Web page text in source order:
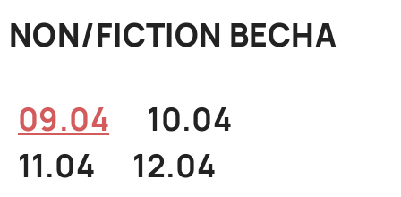
Контакты
NON/FICTION ВЕСНА
09.04
10.04
11.04
12.04